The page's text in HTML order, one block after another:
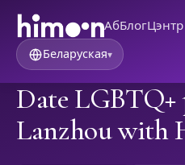
АбБлог
Беларуская▾
Date LGBTQ+
Lanzhou with